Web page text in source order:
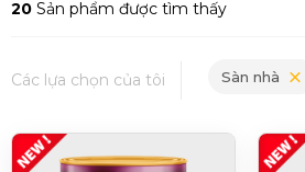
20 Sản phẩm được tìm thấy
Các lựa chọn của tôi Sàn nhà